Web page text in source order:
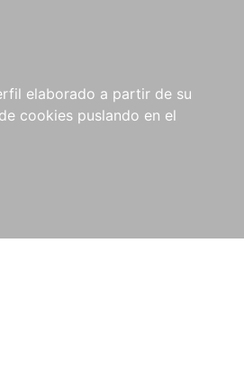
elaborado a partir de su
cookies puslando en el
COMPRAS
INSTITUCIONALES